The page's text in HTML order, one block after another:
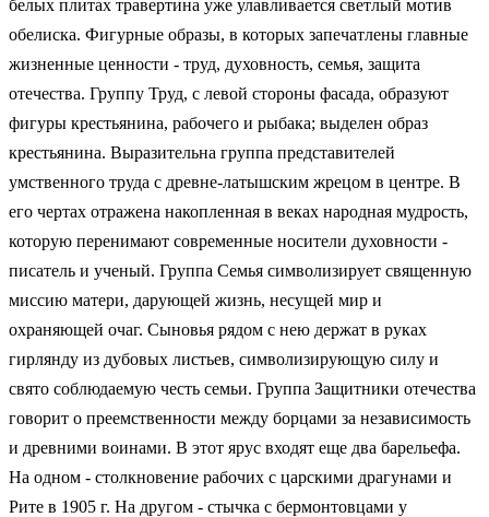
белых плитах травертина уже улавливается светлый мотив
обелиска. Фигурные образы, в которых запечатлены главные
жизненные ценности - труд, духовность, семья, защита
отечества. Группу Труд, с левой стороны фасада, образуют
фигуры крестьянина, рабочего и рыбака; выделен образ
крестьянина. Выразительна группа представителей
умственного труда с древне-латышским жрецом в центре. В
его чертах отражена накопленная в веках народная мудрость,
которую перенимают современные носители духовности -
писатель и ученый. Группа Семья символизирует священную
миссию матери, дарующей жизнь, несущей мир и
охраняющей очаг. Сыновья рядом с нею держат в руках
гирлянду из дубовых листьев, символизирующую силу и
свято соблюдаемую честь семьи. Группа Защитники отечества
говорит о преемственности между борцами за независимость
и древними воинами. В этот ярус входят еще два барельефа.
На одном - столкновение рабочих с царскими драгунами и
Рите в 1905 г. На другом - стычка с бермонтовцами у